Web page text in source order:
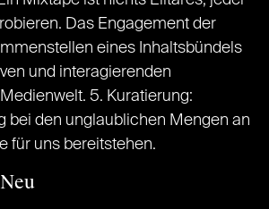
Das Engagement der
eines Inhaltsbündels
und interagierenden
5. Kuratierung:
bei den unglaublichen Mengen an
für uns bereitstehen.